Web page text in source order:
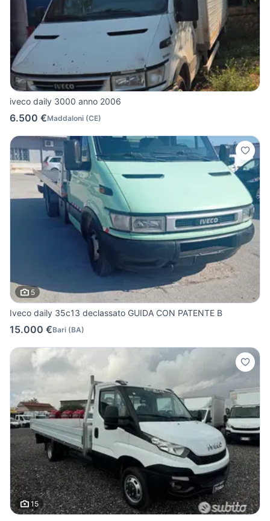
iveco daily 3000 anno 2006
6.500 €Maddaloni (CE)
5
Iveco daily 35c13 declassato GUIDA CON PATENTE B
15.000 €Bari (BA)
15